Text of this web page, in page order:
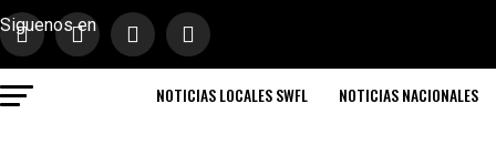
Siguenos en
NOTICIAS LOCALES SWFL NOTICIAS NACIONALES